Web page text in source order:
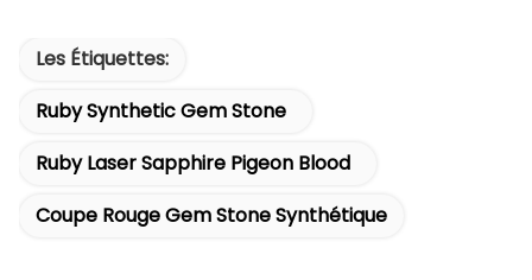
Les Étiquettes:
Ruby Synthetic Gem Stone
Ruby Laser Sapphire Pigeon Blood
Coupe Rouge Gem Stone Synthétique